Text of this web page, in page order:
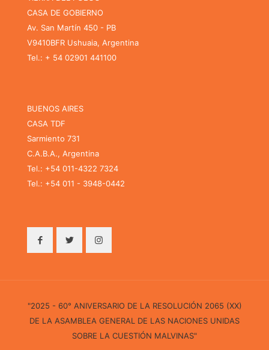
CASA DE GOBIERNO
Av. San Martín 450 - PB
V9410BFR Ushuaia, Argentina
Tel.: + 54 02901 441100
BUENOS AIRES
CASA TDF
Sarmiento 731
C.A.B.A., Argentina
Tel.: +54 011-4322 7324
Tel.: +54 011 - 3948-0442
"2025 - 60° ANIVERSARIO DE LA RESOLUCIÓN 2065 (XX)
DE LA ASAMBLEA GENERAL DE LAS NACIONES UNIDAS
SOBRE LA CUESTIÓN MALVINAS"